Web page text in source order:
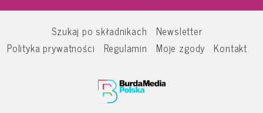
Szukaj po składnikach
Newsletter
Polityka prywatności
Regulamin Moje zgody Kontakt